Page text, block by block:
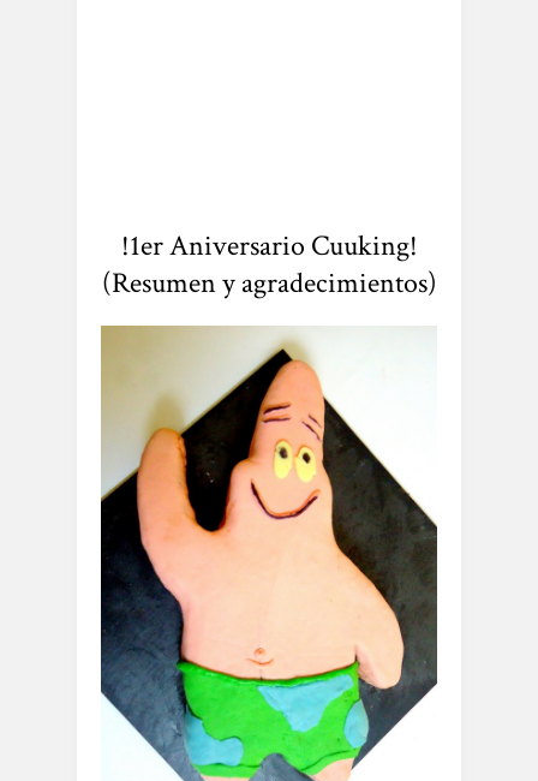
!1er Aniversario Cuuking!
(Resumen y agradecimientos)